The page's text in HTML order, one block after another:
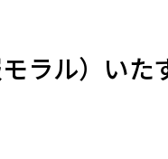
ラル）いた